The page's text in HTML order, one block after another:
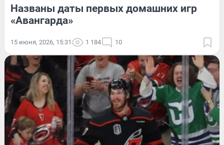
Названы даты первых домашних игр
«Авангарда»
15 июня, 2026, 15:31 1 184 10